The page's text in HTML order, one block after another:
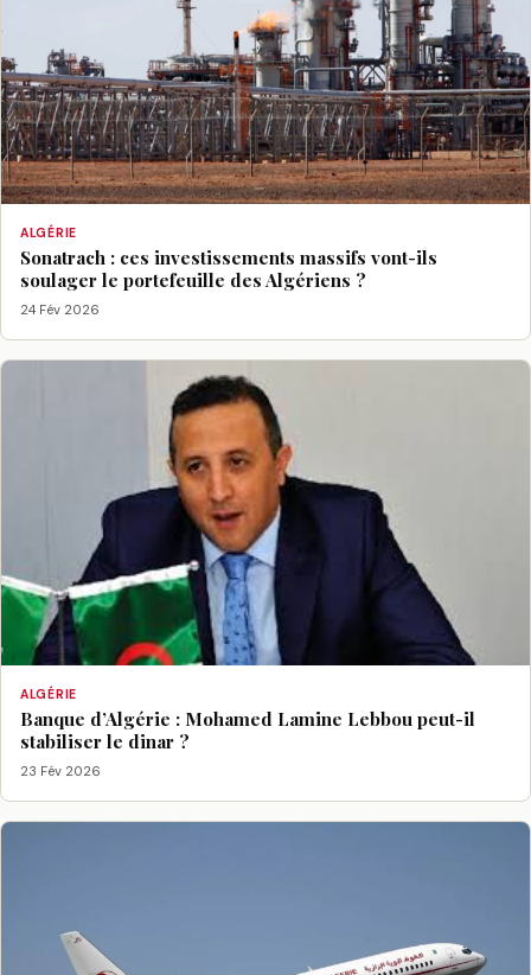
ALGÉRIE
Sonatrach : ces investissements massifs vont-ils
soulager le portefeuille des Algériens ?
24 Fév 2026
ALGÉRIE
Banque d’Algérie : Mohamed Lamine Lebbou peut-il
stabiliser le dinar ?
23 Fév 2026